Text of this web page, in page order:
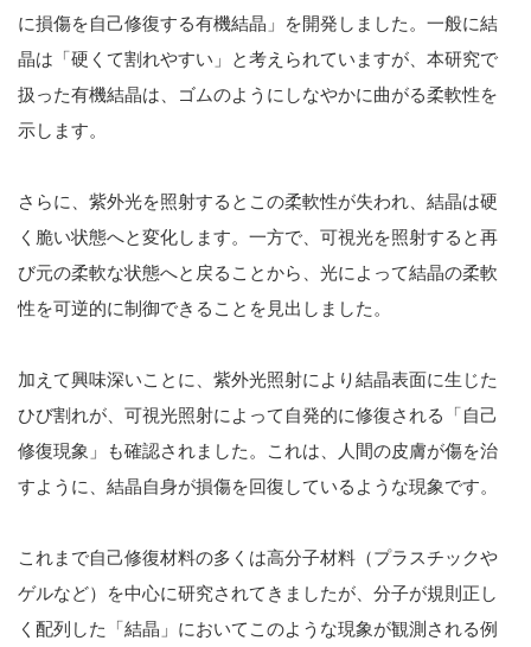
に損傷を自己修復する有機結晶」を開発しました。一般に結
晶は「硬くて割れやすい」と考えられていますが、本研究で
扱った有機結晶は、ゴムのようにしなやかに曲がる柔軟性を
示します。
さらに、紫外光を照射するとこの柔軟性が失われ、結晶は硬
く脆い状態へと変化します。一方で、可視光を照射すると再
び元の柔軟な状態へと戻ることから、光によって結晶の柔軟
性を可逆的に制御できることを見出しました。
加えて興味深いことに、紫外光照射により結晶表面に生じた
ひび割れが、可視光照射によって自発的に修復される「自己
修復現象」も確認されました。これは、人間の皮膚が傷を治
すように、結晶自身が損傷を回復しているような現象です。
これまで自己修復材料の多くは高分子材料（プラスチックや
ゲルなど）を中心に研究されてきましたが、分子が規則正し
く配列した「結晶」においてこのような現象が観測される例